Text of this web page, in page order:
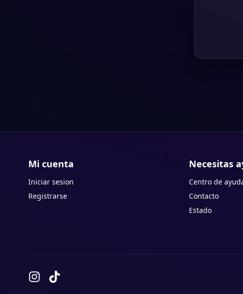
Mi cuenta
Iniciar sesion
Registrarse
Necesitas
Centro de
Contacto
Estado